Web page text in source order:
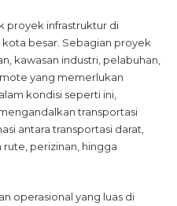
proyek infrastruktur di
besar. Sebagian proyek
kawasan industri, pelabuhan,
yang memerlukan
kondisi seperti ini,
transportasi
antara transportasi darat,
perizinan, hingga
operasional yang luas di